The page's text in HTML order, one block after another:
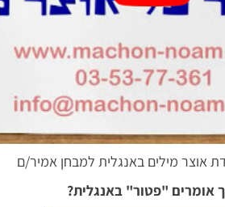
אוצר מילים באנגלית למבחן אמיר/ם
אומרים "פטור" באנגלית?